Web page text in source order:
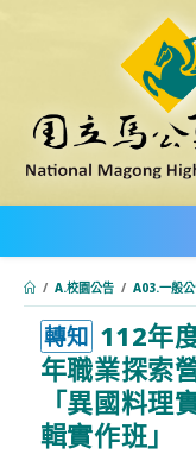
內
/ A.校園公告 / A03.一般
轉知 112年
年職業探索
「異國料理
輯實作班」